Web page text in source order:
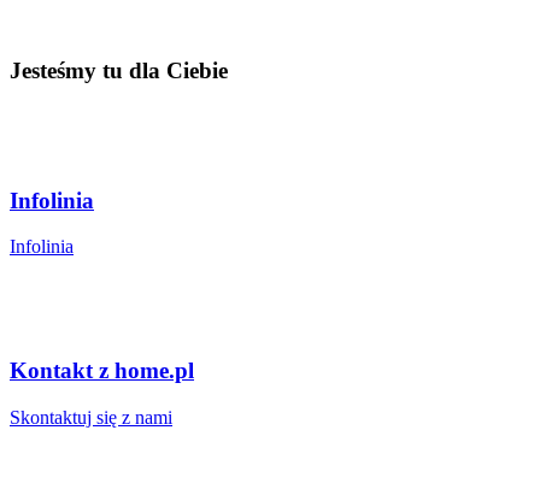
Jesteśmy tu dla Ciebie
Infolinia
Infolinia
Kontakt z home.pl
Skontaktuj się z nami